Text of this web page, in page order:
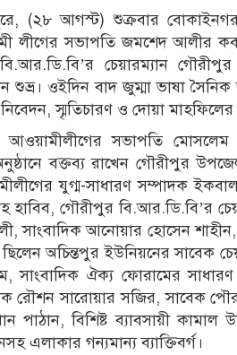
(২৮ আগস্ট) শুক্রবার
লীগের সভাপতি জমশেদ আলীর
চেয়ারম্যান
শুভ্র। ওইদিন বাদ জুম্মা ভাষা
নিবেদন, স্মৃতিচারণ ও দোয়া
সভাপতি মোসলেম
বক্তব্য রাখেন গৌরীপুর
যুগ্ম-সাধারণ সম্পাদক
হাবিব, গৌরীপুর বি.আর.ডি.বি’র
সাংবাদিক আনোয়ার হোসেন
ছিলেন অচিন্তপুর ইউনিয়নের সাবেক
ঐক্য ফোরামের
রৌশন সারোয়ার সজির, সাবেক
পাঠান, বিশিষ্ট ব্যাবসায়ী কামাল
এলাকার গন্যমান্য ব্যাক্তিবর্গ।